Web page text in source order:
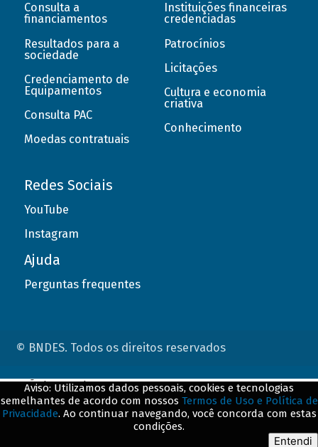
Consulta a
financiamentos
Resultados para a
sociedade
Credenciamento de
Equipamentos
Consulta PAC
Moedas contratuais
Instituições financeiras
credenciadas
Patrocínios
Licitações
Cultura e economia
criativa
Conhecimento
Redes Sociais
YouTube
Instagram
Ajuda
Perguntas frequentes
© BNDES. Todos os direitos reservados
Aviso: Utilizamos dados pessoais, cookies e tecnologias
semelhantes de acordo com nossos Termos de Uso e Política de
Privacidade. Ao continuar navegando, você concorda com estas
condições.
Entendi
ConteÃºdo complementar
${title}${badge}